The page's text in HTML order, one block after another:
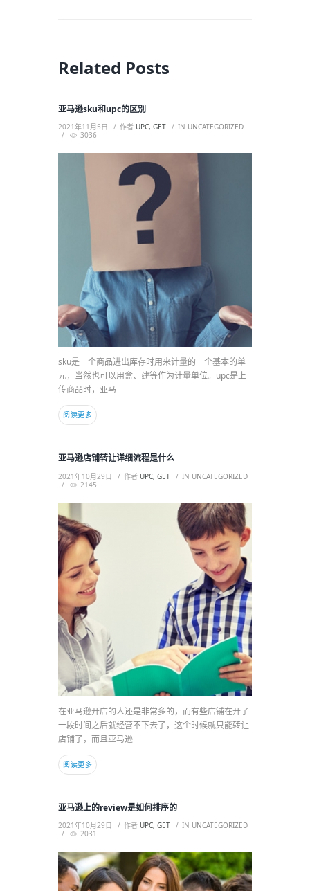
Related Posts
亚马逊sku和upc的区别
2021年11月5日 作者 UPC, GET IN UNCATEGORIZED
3036
sku是一个商品进出库存时用来计量的一个基本的单
元，当然也可以用盒、建等作为计量单位。upc是上
传商品时，亚马
阅读更多
亚马逊店铺转让详细流程是什么
2021年10月29日 作者 UPC, GET IN UNCATEGORIZED
2145
在亚马逊开店的人还是非常多的，而有些店铺在开了
一段时间之后就经营不下去了，这个时候就只能转让
店铺了，而且亚马逊
阅读更多
亚马逊上的review是如何排序的
2021年10月29日 作者 UPC, GET IN UNCATEGORIZED
2031